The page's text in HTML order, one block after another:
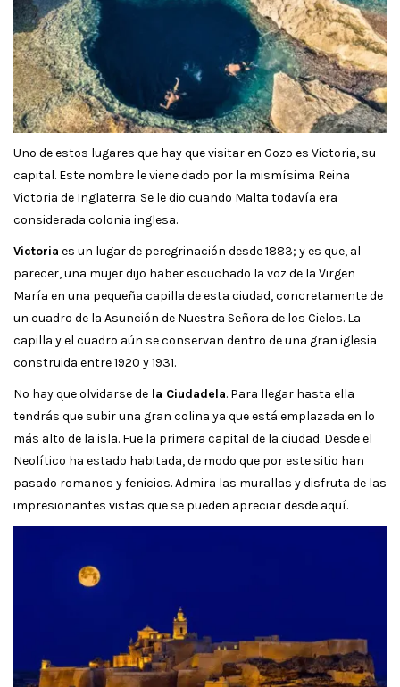
Uno de estos lugares que hay que visitar en Gozo es Victoria, su
capital. Este nombre le viene dado por la mismísima Reina
Victoria de Inglaterra. Se le dio cuando Malta todavía era
considerada colonia inglesa.
Victoria es un lugar de peregrinación desde 1883; y es que, al
parecer, una mujer dijo haber escuchado la voz de la Virgen
María en una pequeña capilla de esta ciudad, concretamente de
un cuadro de la Asunción de Nuestra Señora de los Cielos. La
capilla y el cuadro aún se conservan dentro de una gran iglesia
construida entre 1920 y 1931.
No hay que olvidarse de la Ciudadela. Para llegar hasta ella
tendrás que subir una gran colina ya que está emplazada en lo
más alto de la isla. Fue la primera capital de la ciudad. Desde el
Neolítico ha estado habitada, de modo que por este sitio han
pasado romanos y fenicios. Admira las murallas y disfruta de las
impresionantes vistas que se pueden apreciar desde aquí.